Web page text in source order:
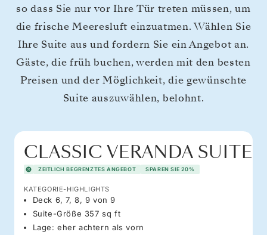
so dass Sie nur vor Ihre Tür treten müssen, um
die frische Meeresluft einzuatmen. Wählen Sie
Ihre Suite aus und fordern Sie ein Angebot an.
Gäste, die früh buchen, werden mit den besten
Preisen und der Möglichkeit, die gewünschte
Suite auszuwählen, belohnt.
CLASSIC VERANDA SUITE
ZEITLICH BEGRENZTES ANGEBOT SPAREN SIE 20%
KATEGORIE-HIGHLIGHTS
Deck 6, 7, 8, 9 von 9
Suite-Größe 357 sq ft
Lage: eher achtern als vorn